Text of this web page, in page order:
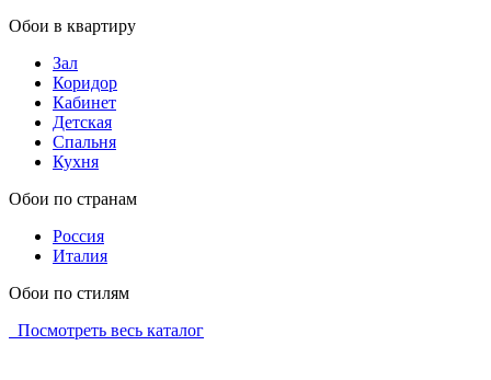
Обои в квартиру
Зал
Коридор
Кабинет
Детская
Спальня
Кухня
Обои по странам
Россия
Италия
Обои по стилям
Посмотреть весь каталог